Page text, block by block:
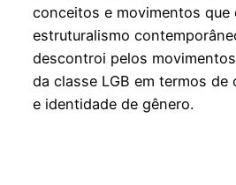
conceitos e movimentos
estruturalismo
descontroi pelos
da classe LGB em termos de
e identidade de gênero.